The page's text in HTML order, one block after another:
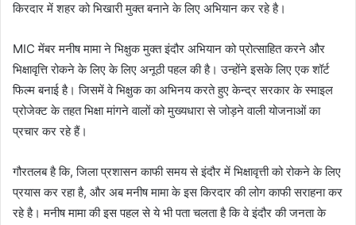
किरदार में शहर को भिखारी मुक्त बनाने के लिए अभियान कर रहे है।
MIC मेंबर मनीष मामा ने भिक्षुक मुक्त इंदौर अभियान को प्रोत्साहित करने और
भिक्षावृत्ति रोकने के लिए के लिए अनूठी पहल की है। उन्होंने इसके लिए एक शॉर्ट
फिल्म बनाई है। जिसमें वे भिक्षुक का अभिनय करते हुए केन्द्र सरकार के स्माइल
प्रोजेक्ट के तहत भिक्षा मांगने वालों को मुख्यधारा से जोड़ने वाली योजनाओं का
प्रचार कर रहे हैं।
गौरतलब है कि, जिला प्रशासन काफी समय से इंदौर में भिक्षावृत्ती को रोकने के लिए
प्रयास कर रहा है, और अब मनीष मामा के इस किरदार की लोग काफी सराहना कर
रहे है। मनीष मामा की इस पहल से ये भी पता चलता है कि वे इंदौर की जनता के